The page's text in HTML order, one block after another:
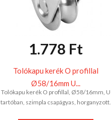
1.778 Ft
Tolókapu kerék O profillal
Ø58/16mm U...
Tolókapu kerék O profillal, Ø58/16mm, U
tartóban, szimpla csapágyas, horganyzott.